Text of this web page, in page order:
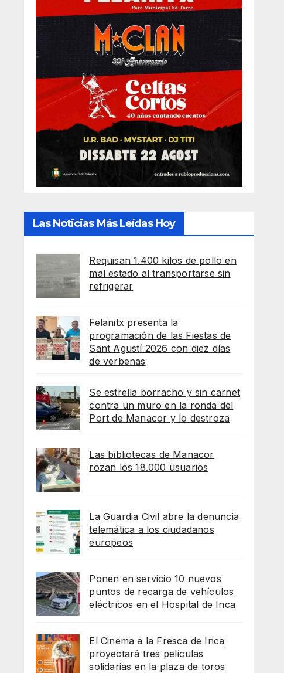
Las Noticias Más Leídas Hoy
Requisan 1.400 kilos de pollo en
mal estado al transportarse sin
refrigerar
Felanitx presenta la
programación de las Fiestas de
Sant Agustí 2026 con diez días
de verbenas
Se estrella borracho y sin carnet
contra un muro en la ronda del
Port de Manacor y lo destroza
Las bibliotecas de Manacor
rozan los 18.000 usuarios
La Guardia Civil abre la denuncia
telemática a los ciudadanos
europeos
Ponen en servicio 10 nuevos
puntos de recarga de vehículos
eléctricos en el Hospital de Inca
El Cinema a la Fresca de Inca
proyectará tres películas
solidarias en la plaza de toros